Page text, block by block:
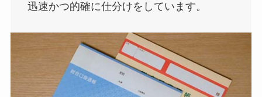
迅速かつ的確に仕分けをしています。